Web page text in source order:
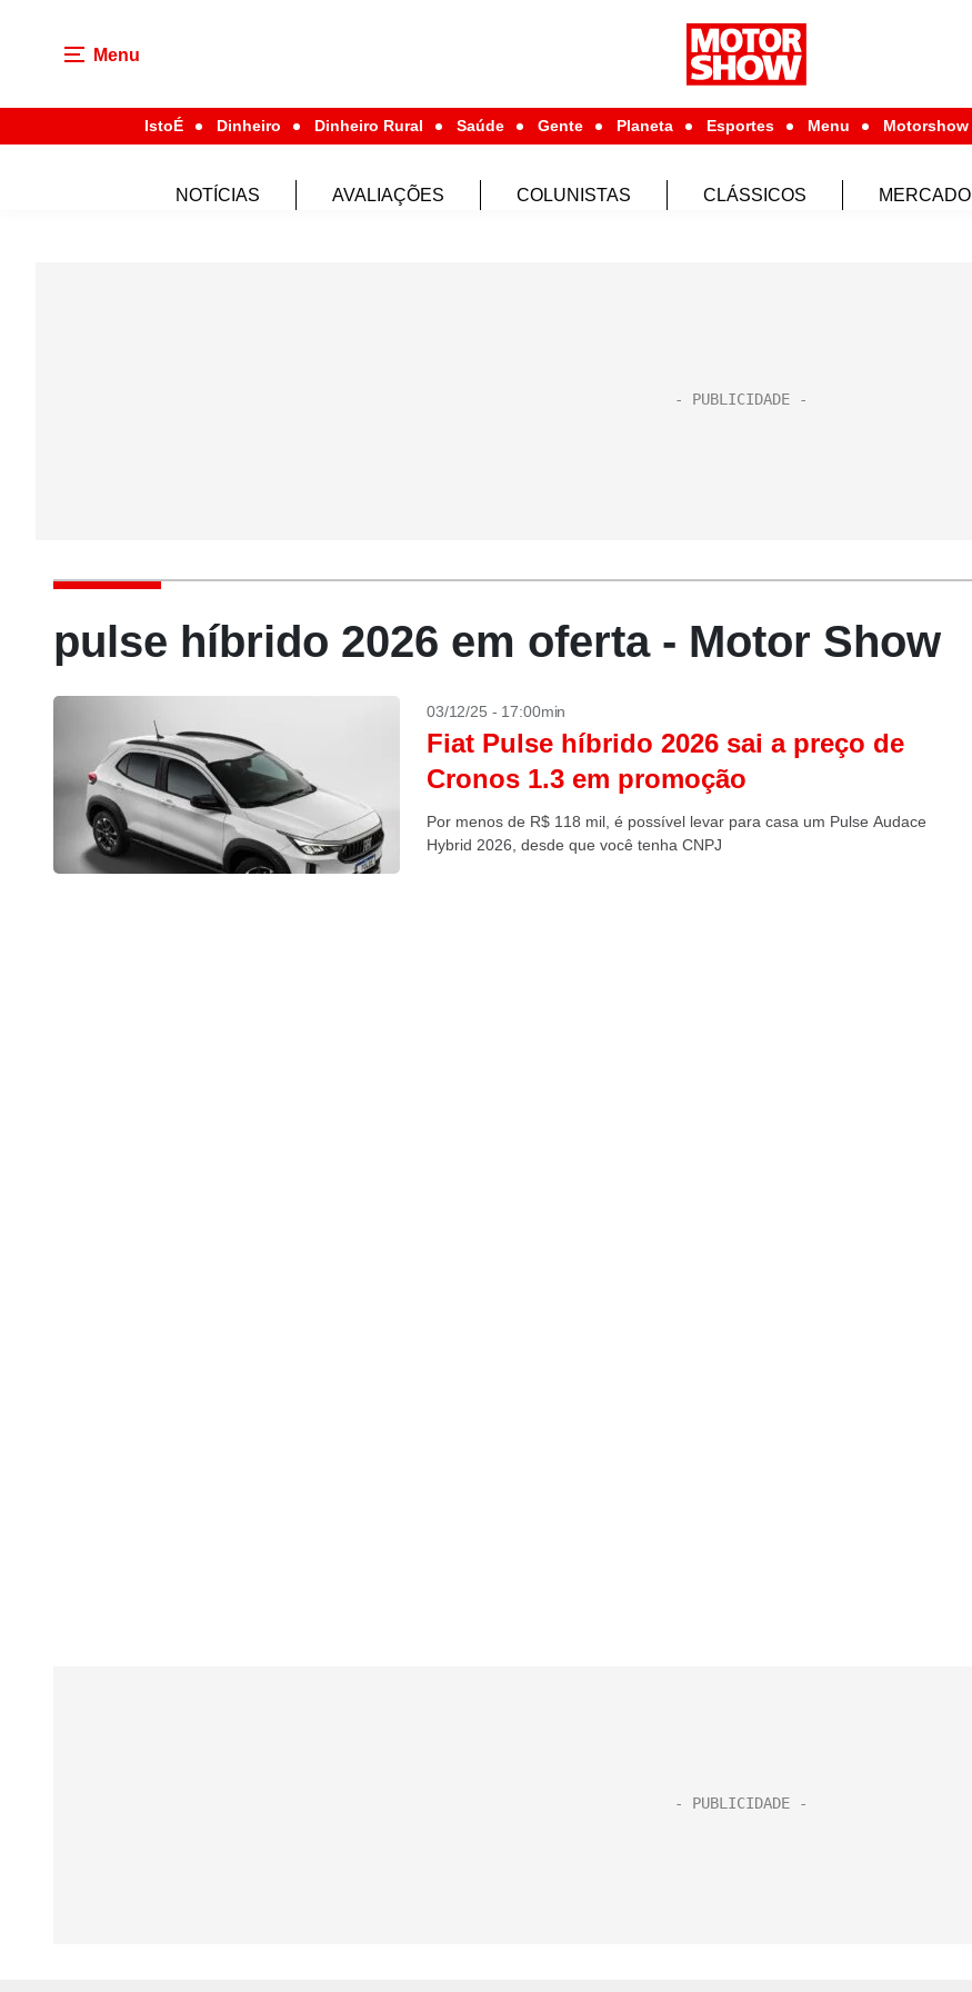
Menu
IstoÉ Dinheiro Dinheiro Rural Saúde Gente Planeta Esportes Menu Motorshow
NOTÍCIAS AVALIAÇÕES COLUNISTAS CLÁSSICOS MERCADO
pulse híbrido 2026 em oferta - Motor Show
03/12/25 - 17:00min
Fiat Pulse híbrido 2026 sai a preço de
Cronos 1.3 em promoção
Por menos de R$ 118 mil, é possível levar para casa um Pulse Audace
Hybrid 2026, desde que você tenha CNPJ